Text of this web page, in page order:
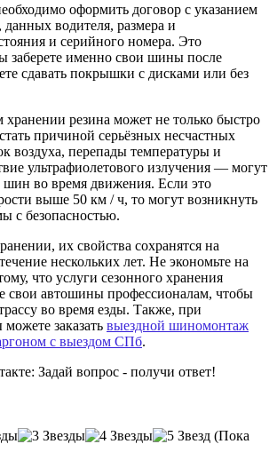
оформить договор с указанием
водителя, размера и
и серийного номера. Это
заберете именно свои шины после
сдавать покрышки с дисками или без
резина может не только быстро
причиной серьёзных несчастных
воздуха, перепады температуры и
ультрафиолетового излучения — могут
шин во время движения. Если это
выше 50 км / ч, то могут возникнуть
с безопасностью.
их свойства сохранятся на
нескольких лет. Не экономьте на
что услуги сезонного хранения
свои автошины профессионалам, чтобы
во время езды. Также, при
заказать выездной шиномонтаж
с выездом СПб.
Задай вопрос - получи ответ!
(Пока